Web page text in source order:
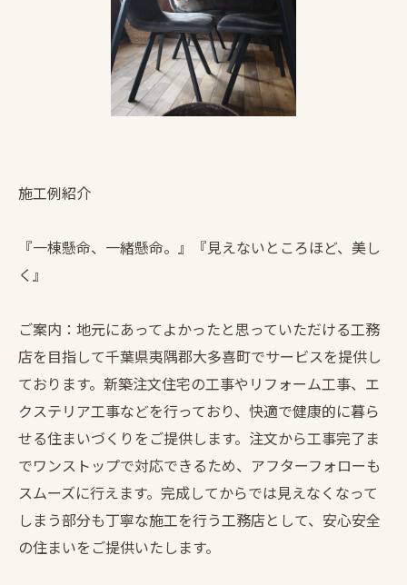
施工例紹介
『一棟懸命、一緒懸命。』『見えないところほど、美し
く』
ご案内：地元にあってよかったと思っていただける工務
店を目指して千葉県夷隅郡大多喜町でサービスを提供し
ております。新築注文住宅の工事やリフォーム工事、エ
クステリア工事などを行っており、快適で健康的に暮ら
せる住まいづくりをご提供します。注文から工事完了ま
でワンストップで対応できるため、アフターフォローも
スムーズに行えます。完成してからでは見えなくなって
しまう部分も丁寧な施工を行う工務店として、安心安全
の住まいをご提供いたします。